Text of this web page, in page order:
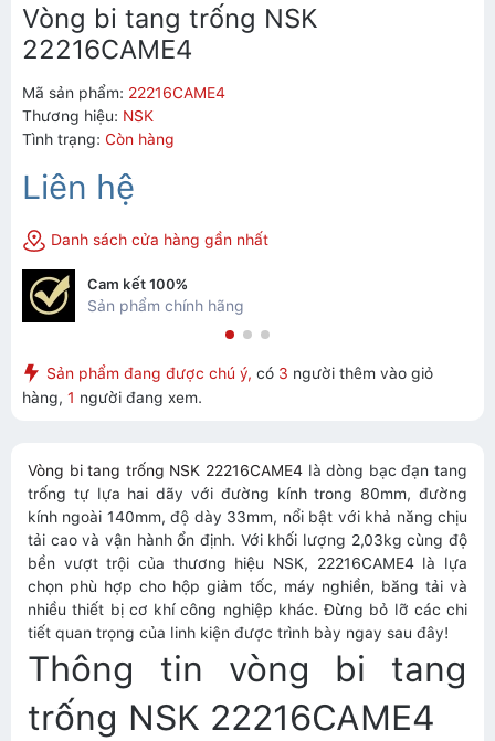
Vòng bi tang trống NSK
22216CAME4
Mã sản phẩm: 22216CAME4
Thương hiệu: NSK
Tình trạng: Còn hàng
Liên hệ
Danh sách cửa hàng gần nhất
Cam kết 100%
Sản phẩm chính hãng
Sản phẩm đang được chú ý, có 3 người thêm vào giỏ
hàng, 1 người đang xem.
Vòng bi tang trống NSK 22216CAME4 là dòng bạc đạn tang
trống tự lựa hai dãy với đường kính trong 80mm, đường
kính ngoài 140mm, độ dày 33mm, nổi bật với khả năng chịu
tải cao và vận hành ổn định. Với khối lượng 2,03kg cùng độ
bền vượt trội của thương hiệu NSK, 22216CAME4 là lựa
chọn phù hợp cho hộp giảm tốc, máy nghiền, băng tải và
nhiều thiết bị cơ khí công nghiệp khác. Đừng bỏ lỡ các chi
tiết quan trọng của linh kiện được trình bày ngay sau đây!
Thông tin vòng bi tang
trống NSK 22216CAME4